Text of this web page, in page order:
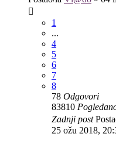
1
...
4
5
6
7
8
78 Odgovori
83810
Zadnji post
25 ožu 2018,